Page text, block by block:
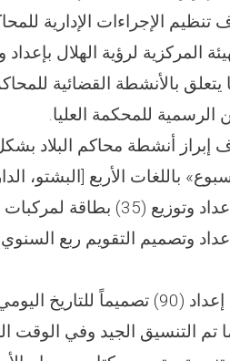
تنظيم الإجراءات الإدارية
المركزية لرؤية الهلال بإعداد
الرسمية للمحكمة العليا.
باللغات الأربع [البشتو،